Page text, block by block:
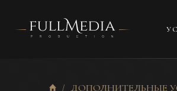
ДОПОЛНИТЕЛЬНЫЕ